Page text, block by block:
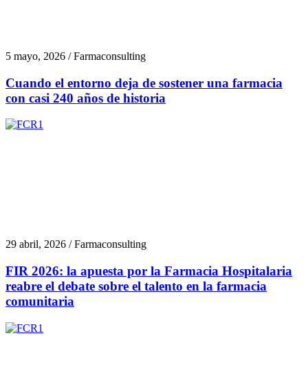
5 mayo, 2026 / Farmaconsulting
Cuando el entorno deja de sostener una farmacia
con casi 240 años de historia
29 abril, 2026 / Farmaconsulting
FIR 2026: la apuesta por la Farmacia Hospitalaria
reabre el debate sobre el talento en la farmacia
comunitaria